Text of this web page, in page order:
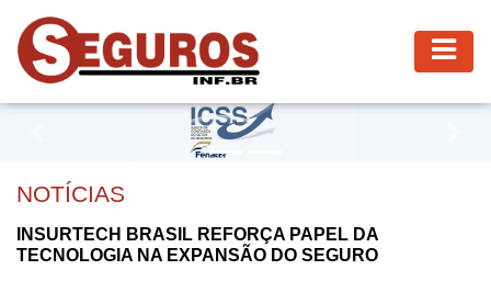
NOTÍCIAS
INSURTECH BRASIL REFORÇA PAPEL DA
TECNOLOGIA NA EXPANSÃO DO SEGURO